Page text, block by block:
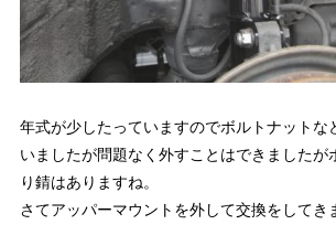
年式が少したっていますのでボルトナットな
いましたが問題なく外すことはできましたが
り錆はありますね。
さてアッパーマウントを外して交換をしてき